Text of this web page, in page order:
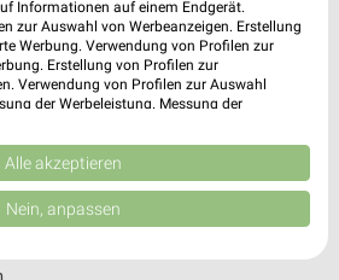
- 19:00 Uhr | Geschlossen
Bad Aibling
Straße 1
Aibling
Informationen auf einem Endgerät.
zur Auswahl von Werbeanzeigen. Erstellung
Werbung. Verwendung von Profilen zur
Erstellung von Profilen zur
Verwendung von Profilen zur Auswahl
der Werbeleistung. Messung der
verschiedenen Quellen. Entwicklung und
Verwendung reduzierter Daten zur Auswahl
Union weitergegeben und in die
Alle akzeptieren
Nein, anpassen